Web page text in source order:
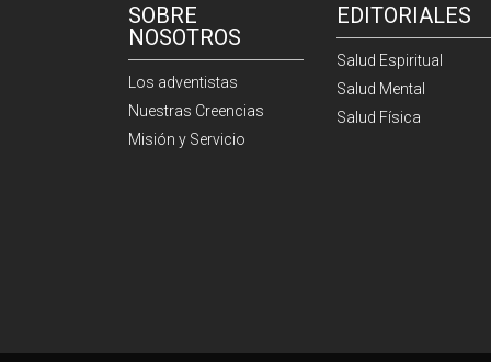
SOBRE
NOSOTROS
Los adventistas
Nuestras Creencias
Misión y Servicio
EDITORIALES
Salud Espiritual
Salud Mental
Salud Física